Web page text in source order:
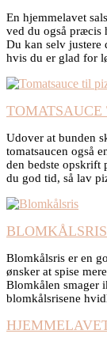
En hjemmelavet
ved du også præcis
Du kan selv
hvis du er glad for
Udover at bunden
tomatsaucen også
den bedste opskrift
du god tid, så lav
BLOMKÅLSRIS
Blomkålsris er en
ønsker at spise
Blomkålen smager
blomkålsrisene